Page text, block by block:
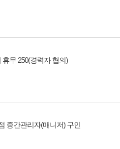
무 250(경력자 협의)
중간관리자(매니저) 구인